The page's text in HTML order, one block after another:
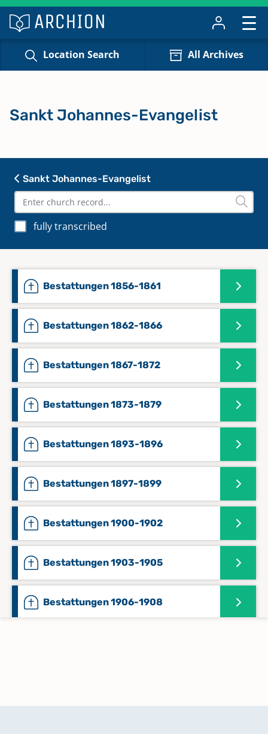
Location Search All Archives
Sankt Johannes-Evangelist
fully transcribed
Bestattungen 1856-1861
Bestattungen 1862-1866
Bestattungen 1867-1872
Bestattungen 1873-1879
Bestattungen 1893-1896
Bestattungen 1897-1899
Bestattungen 1900-1902
Bestattungen 1903-1905
Bestattungen 1906-1908
Sankt Johannes-Evangelist